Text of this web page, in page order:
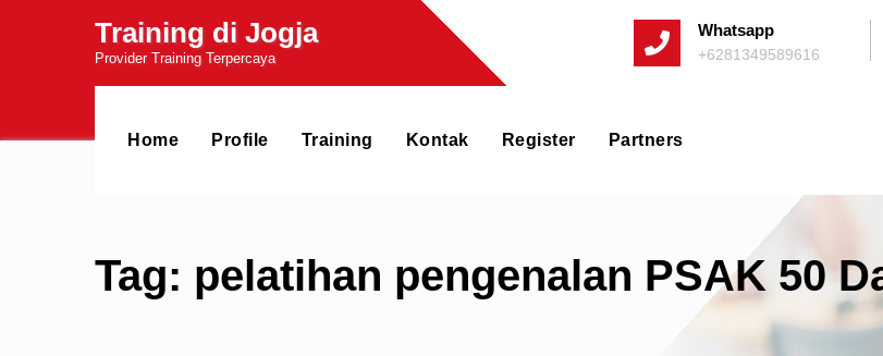
Training di Jogja
Provider Training Terpercaya
Whatsapp
+6281349589616
Home Profile Training Kontak Register Partners
Tag: pelatihan pengenalan PSAK 50